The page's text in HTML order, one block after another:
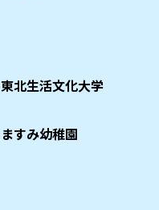
東北生活文化大学
ますみ幼稚園